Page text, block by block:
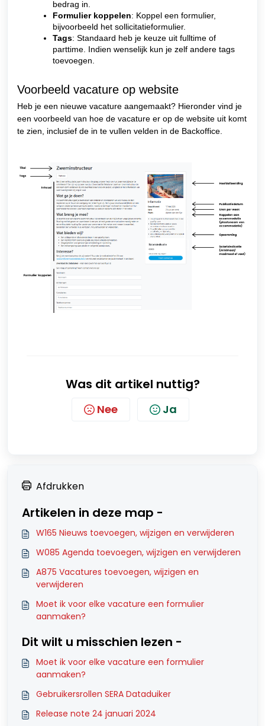
bedrag in.
Formulier koppelen: Koppel een formulier,
bijvoorbeeld het sollicitatieformulier.
Tags: Standaard heb je keuze uit fulltime of
parttime. Indien wenselijk kun je zelf andere tags
toevoegen.
Voorbeeld vacature op website
Heb je een nieuwe vacature aangemaakt? Hieronder vind je
een voorbeeld van hoe de vacature er op de website uit komt
te zien, inclusief de in te vullen velden in de Backoffice.
Was dit artikel nuttig?
Nee Ja
Afdrukken
Artikelen in deze map -
W165 Nieuws toevoegen, wijzigen en verwijderen
W085 Agenda toevoegen, wijzigen en verwijderen
A875 Vacatures toevoegen, wijzigen en
verwijderen
Moet ik voor elke vacature een formulier
aanmaken?
Dit wilt u misschien lezen -
Moet ik voor elke vacature een formulier
aanmaken?
Gebruikersrollen SERA Dataduiker
Release note 24 januari 2024